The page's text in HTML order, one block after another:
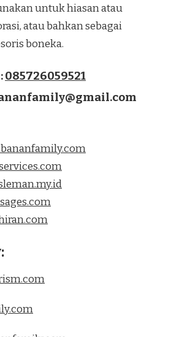
untuk hiasan atau
atau bahkan sebagai
boneka.
085726059521